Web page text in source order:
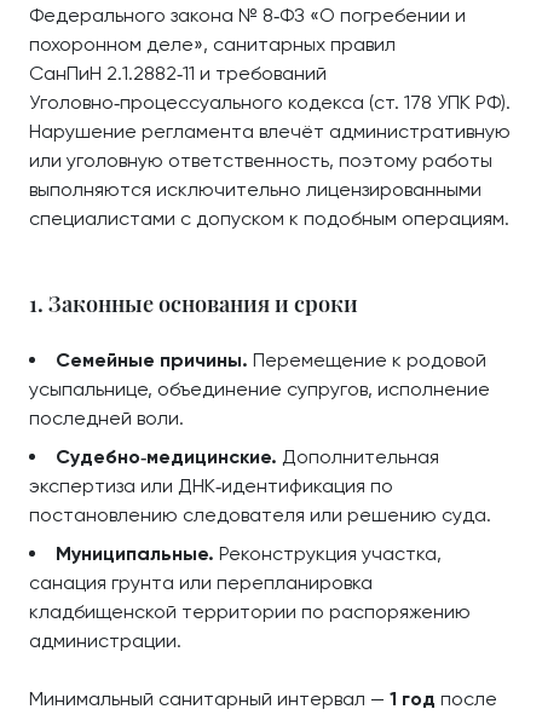
Федерального закона № 8‑ФЗ «О погребении и
похоронном деле», санитарных правил
СанПиН 2.1.2882‑11 и требований
Уголовно‑процессуального кодекса (ст. 178 УПК РФ).
Нарушение регламента влечёт административную
или уголовную ответственность, поэтому работы
выполняются исключительно лицензированными
специалистами с допуском к подобным операциям.
1. Законные основания и сроки
Семейные причины. Перемещение к родовой
усыпальнице, объединение супругов, исполнение
последней воли.
Судебно‑медицинские. Дополнительная
экспертиза или ДНК‑идентификация по
постановлению следователя или решению суда.
Муниципальные. Реконструкция участка,
санация грунта или перепланировка
кладбищенской территории по распоряжению
администрации.
Минимальный санитарный интервал — 1 год после